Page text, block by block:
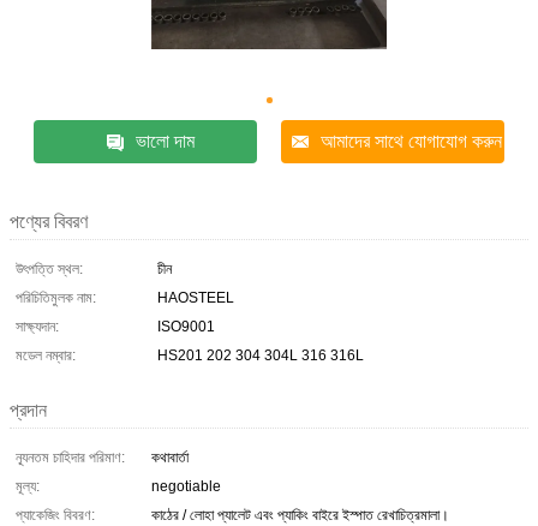
ভালো দাম আমাদের সাথে যোগাযোগ করুন
পণ্যের বিবরণ
উৎপত্তি স্থল:
চীন
পরিচিতিমুলক নাম:
HAOSTEEL
সাক্ষ্যদান:
ISO9001
মডেল নম্বার:
HS201 202 304 304L 316 316L
প্রদান
ন্যূনতম চাহিদার পরিমাণ:
কথাবার্তা
মূল্য:
negotiable
প্যাকেজিং বিবরণ:
কাঠের / লোহা প্যালেট এবং প্যাকিং বাইরে ইস্পাত রেখাচিত্রমালা।